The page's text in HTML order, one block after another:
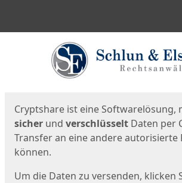
Cryptshare ist eine Softwarelösung,
sicher und verschlüsselt Daten per
Transfer an eine andere autorisierte
können.
Um die Daten zu versenden, klicken